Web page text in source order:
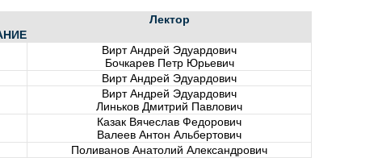
Лектор
Вирт Андрей Эдуардович
Бочкарев Петр Юрьевич
Вирт Андрей Эдуардович
Вирт Андрей Эдуардович
Линьков Дмитрий Павлович
Казак Вячеслав Федорович
Валеев Антон Альбертович
Поливанов Анатолий Александрович